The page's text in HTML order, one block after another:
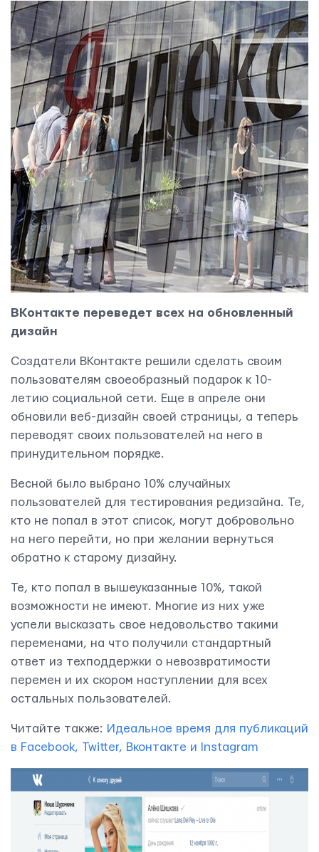
ВКонтакте переведет всех на обновленный
дизайн
Создатели ВКонтакте решили сделать своим
пользователям своеобразный подарок к 10-
летию социальной сети. Еще в апреле они
обновили веб-дизайн своей страницы, а теперь
переводят своих пользователей на него в
принудительном порядке.
Весной было выбрано 10% случайных
пользователей для тестирования редизайна. Те,
кто не попал в этот список, могут добровольно
на него перейти, но при желании вернуться
обратно к старому дизайну.
Те, кто попал в вышеуказанные 10%, такой
возможности не имеют. Многие из них уже
успели высказать свое недовольство такими
переменами, на что получили стандартный
ответ из техподдержки о невозвратимости
перемен и их скором наступлении для всех
остальных пользователей.
Читайте также: Идеальное время для публикаций
в Facebook, Twitter, Вконтакте и Instagram
ОТПРАВИТЬ